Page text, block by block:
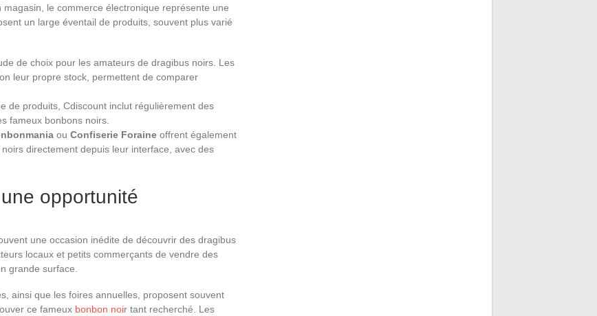
le commerce électronique représente une
un large éventail de produits, souvent plus varié
de choix pour les amateurs de dragibus noirs. Les
leur propre stock, permettent de comparer
de produits, Cdiscount inclut régulièrement des
fameux bonbons noirs.
ou Confiserie Foraine offrent également
directement depuis leur interface, avec des
opportunité
une occasion inédite de découvrir des dragibus
locaux et petits commerçants de vendre des
grande surface.
ainsi que les foires annuelles, proposent souvent
ce fameux bonbon noir tant recherché. Les